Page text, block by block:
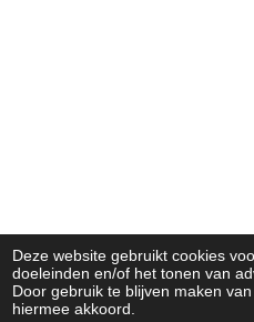
Deze website gebruikt cookies
doeleinden en/of het tonen van
Door gebruik te blijven maken
hiermee akkoord.